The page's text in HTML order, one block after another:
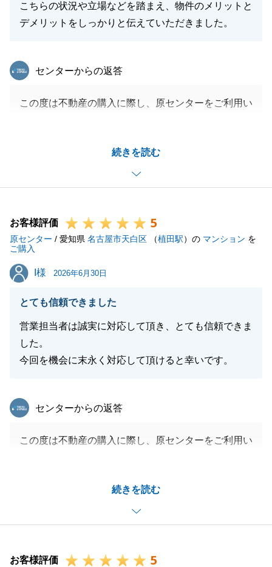
こちらの状況や立場などを踏まえ、物件のメリットと
デメリットをしっかりと伝えていただきました。
続きを読む
東急リバブル
センターからの返答
この度は不動産の購入に際し、原センターをご利用い
ご案内をさせていただきましたが、I様のご満足のい
く不動産を最終的にご購入いただくことができ、私も
大変嬉しく思います。
がございましたら、何なりとお申し付けください。
何卒、宜しくお願い致します。
お客様評価 5
原センター / 愛知県 名古屋市天白区 （植田駅）の マンション を
ご購入
I様
I様 2026年6月30日
とても信頼できました
営業担当者は誠実に対応して頂き、とても信頼できま
した。
今回を機会に末永く対応して頂けると幸いです。
続きを読む
東急リバブル
センターからの返答
この度は不動産の購入に際し、原センターをご利用い
ご案内をさせていただきましたが、I様のご満足のい
く不動産を最終的にご購入いただくことができ、私も
大変嬉しく思います。
したらお気軽にお申し付けください。
お客様評価 5